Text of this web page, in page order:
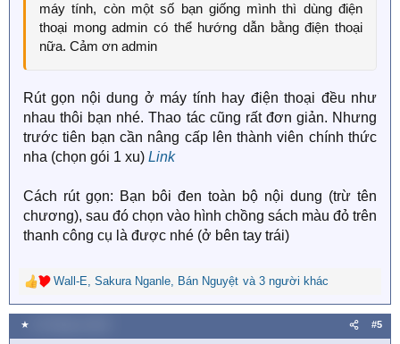
máy tính, còn một số bạn giống mình thì dùng điện
thoại mong admin có thể hướng dẫn bằng điện thoại
nữa. Cảm ơn admin
Rút gọn nội dung ở máy tính hay điện thoại đều như
nhau thôi bạn nhé. Thao tác cũng rất đơn giản. Nhưng
trước tiên bạn cần nâng cấp lên thành viên chính thức
nha (chọn gói 1 xu) Link
Cách rút gọn: Bạn bôi đen toàn bộ nội dung (trừ tên
chương), sau đó chọn vào hình chồng sách màu đỏ trên
thanh công cụ là được nhé (ở bên tay trái)
R
e
a
c
Wall-E, Sakura Nganle, Bán Nguyệt và 3 người khác
★ #5